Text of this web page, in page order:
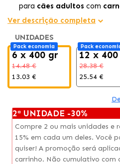
para cães adultos com
Contém ingredientes
integral,
que oferecem
energia.
Com óleos ricos em ômega-
pele e do pelagem, e está
Ver descrição completa
UNIDADES
Pack economia
6 x 400 gr
14.48 €
13.03 €
Pack
12 x
28.38 €
25.54 €
2ª UNIDADE -30%
Compre 2 ou mais unidades e
15% em cada um deles. Você
quiser! A promoção será
carrinho. Não cumulativo com